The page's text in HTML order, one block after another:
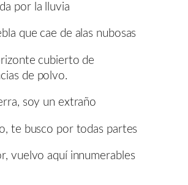
por la lluvia
que cae de alas nubosas
cubierto de
de polvo.
soy un extraño
te busco por todas partes
vuelvo aquí innumerables